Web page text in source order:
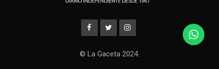
© La Gaceta 2024.